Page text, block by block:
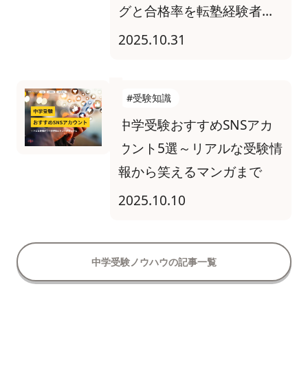
グと合格率を転塾経験者に
調査
2025.10.31
#受験知識
中学受験おすすめSNSアカ
ウント5選～リアルな受験情
報から笑えるマンガまで
2025.10.10
中学受験ノウハウの記事一覧